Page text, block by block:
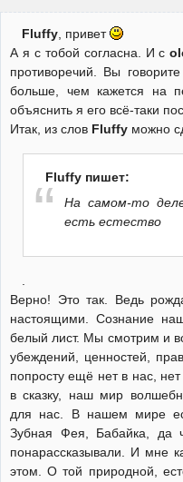
Fluffy, привет
А я с тобой согласна. И с
противоречий. Вы
больше, чем кажется на
объяснить я его всё-таки
Итак, из слов Fluffy можно
Fluffy пишет:
На самом-то
есть естество
Верно! Это так. Ведь
настоящими. Сознание
белый лист. Мы смотрим и
убеждений, ценностей,
попросту ещё нет в нас,
в сказку, наш мир
для нас. В нашем мире
Зубная Фея, Бабайка, да
понарассказывали. И мне
этом. О той природной,